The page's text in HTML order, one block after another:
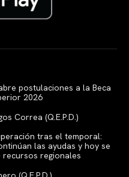
postulaciones a la Beca
2026
Correa (Q.E.P.D.)
tras el temporal:
las ayudas y hoy se
regionales